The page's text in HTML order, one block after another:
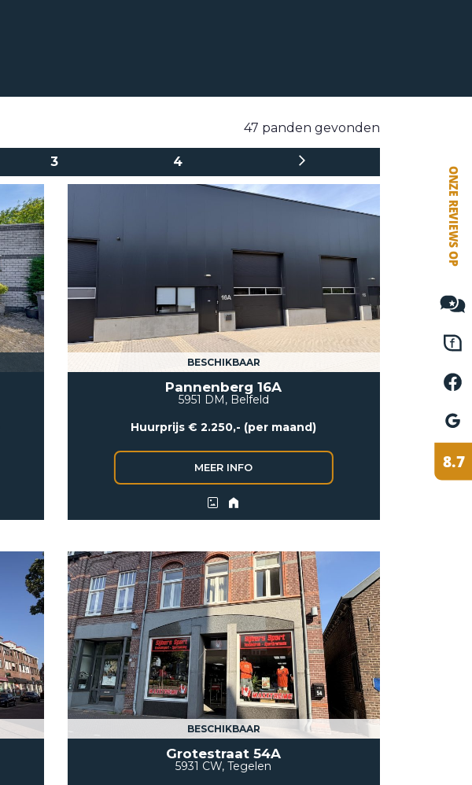
47 panden gevonden
3 4
BESCHIKBAAR
Pannenberg 16A
5951 DM, Belfeld
Huurprijs € 2.250,- (per maand)
BESCHIKBAAR
Grotestraat 54A
5931 CW, Tegelen